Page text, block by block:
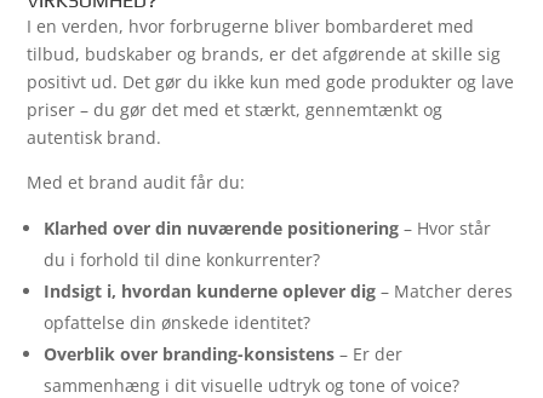
I en verden, hvor forbrugerne bliver bombarderet med
tilbud, budskaber og brands, er det afgørende at skille sig
positivt ud. Det gør du ikke kun med gode produkter og lave
priser – du gør det med et stærkt, gennemtænkt og
autentisk brand.
Med et brand audit får du:
Klarhed over din nuværende positionering – Hvor står
du i forhold til dine konkurrenter?
Indsigt i, hvordan kunderne oplever dig – Matcher deres
opfattelse din ønskede identitet?
Overblik over branding-konsistens – Er der
sammenhæng i dit visuelle udtryk og tone of voice?